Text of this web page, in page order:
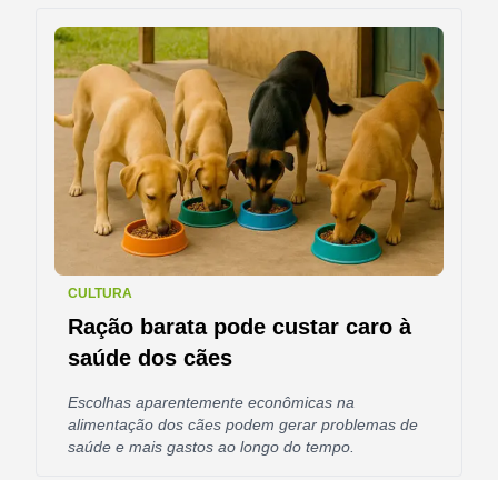
CULTURA
Ração barata pode custar caro à
saúde dos cães
Escolhas aparentemente econômicas na
alimentação dos cães podem gerar problemas de
saúde e mais gastos ao longo do tempo.